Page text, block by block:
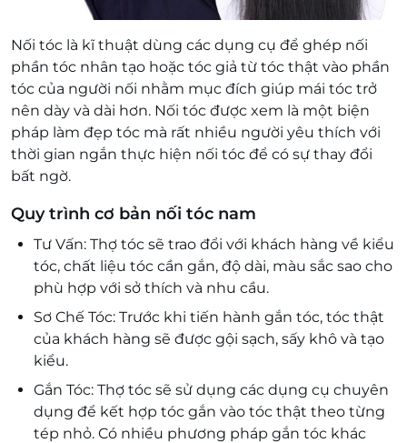
Nối tóc là kĩ thuật dùng các dụng cụ để ghép nối
phần tóc nhân tạo hoặc tóc giả từ tóc thật vào phần
tóc của người nối nhằm mục đích giúp mái tóc trở
nên dày và dài hơn. Nối tóc được xem là một biện
pháp làm đẹp tóc mà rất nhiều người yêu thích với
thời gian ngắn thực hiện nối tóc để có sự thay đổi
bất ngờ.
Quy trình cơ bản nối tóc nam
Tư Vấn: Thợ tóc sẽ trao đổi với khách hàng về kiểu
tóc, chất liệu tóc cần gắn, độ dài, màu sắc sao cho
phù hợp với sở thích và nhu cầu.
Sơ Chế Tóc: Trước khi tiến hành gắn tóc, tóc thật
của khách hàng sẽ được gội sạch, sấy khô và tạo
kiểu.
Gắn Tóc: Thợ tóc sẽ sử dụng các dụng cụ chuyên
dụng để kết hợp tóc gắn vào tóc thật theo từng
tép nhỏ. Có nhiều phương pháp gắn tóc khác